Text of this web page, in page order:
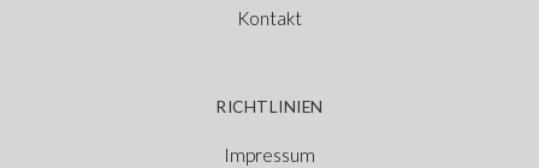
Kontakt
RICHTLINIEN
Impressum